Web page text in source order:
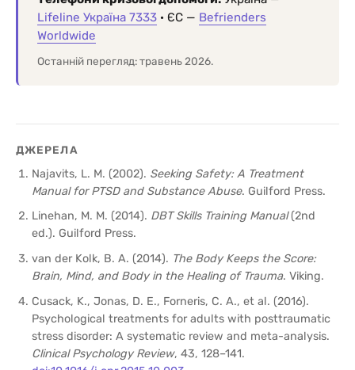
Lifeline Україна 7333 · ЄС — Befrienders
Worldwide
Останній перегляд: травень 2026.
ДЖЕРЕЛА
Najavits, L. M. (2002). Seeking Safety: A Treatment
Manual for PTSD and Substance Abuse. Guilford Press.
Linehan, M. M. (2014). DBT Skills Training Manual(2nd
ed.). Guilford Press.
van der Kolk, B. A. (2014). The Body Keeps the Score:
Brain, Mind, and Body in the Healing of Trauma. Viking.
Cusack, K., Jonas, D. E., Forneris, C. A., et al. (2016).
Psychological treatments for adults with posttraumatic
stress disorder: A systematic review and meta-analysis.
Clinical Psychology Review, 43, 128–141.